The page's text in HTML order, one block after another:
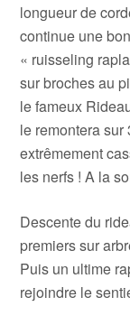
longueur de
continue une
« ruisseling
sur broches au
le fameux
le remontera
extrêmement
les nerfs ! A la
Descente du
premiers sur
Puis un ultime
rejoindre le